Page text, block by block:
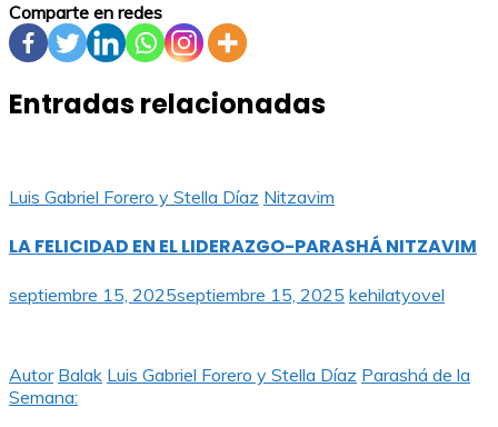
Comparte en redes
Entradas relacionadas
Luis Gabriel Forero y Stella Díaz Nitzavim
LA FELICIDAD EN EL LIDERAZGO-PARASHÁ NITZAVIM
septiembre 15, 2025septiembre 15, 2025 kehilatyovel
Autor Balak Luis Gabriel Forero y Stella Díaz Parashá de la
Semana: